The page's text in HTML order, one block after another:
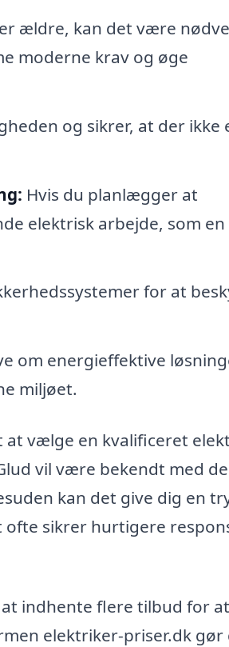
ældre, kan det være
moderne krav og øge
og sikrer, at der ikke
Hvis du planlægger at
elektrisk arbejde, som en
for at
om energieffektive
miljøet.
vælge en kvalificeret
vil være bekendt med de
kan det give dig en
sikrer hurtigere
indhente flere tilbud for at
elektriker-priser.dk gør